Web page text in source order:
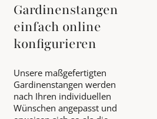
Gardinenstangen
einfach online
konfigurieren
Unsere maßgefertigten
Gardinenstangen werden
nach Ihren individuellen
Wünschen angepasst und